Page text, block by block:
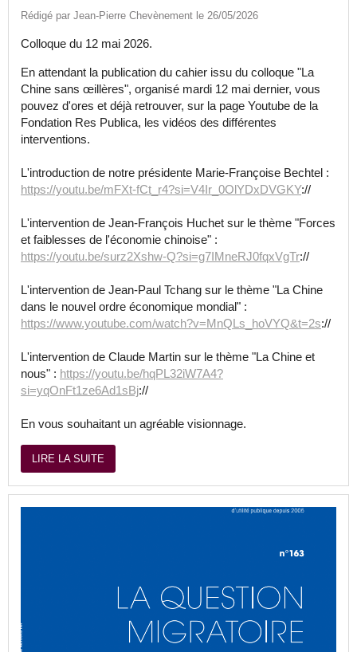
Rédigé par Jean-Pierre Chevènement le 26/05/2026
Colloque du 12 mai 2026.
En attendant la publication du cahier issu du colloque "La
Chine sans œillères", organisé mardi 12 mai dernier, vous
pouvez d'ores et déjà retrouver, sur la page Youtube de la
Fondation Res Publica, les vidéos des différentes
interventions.
L'introduction de notre présidente Marie-Françoise Bechtel :
https://youtu.be/mFXt-fCt_r4?si=V4Ir_0OlYDxDVGKY://
L'intervention de Jean-François Huchet sur le thème "Forces
et faiblesses de l'économie chinoise" :
https://youtu.be/surz2Xshw-Q?si=g7IMneRJ0fqxVgTr://
L'intervention de Jean-Paul Tchang sur le thème "La Chine
dans le nouvel ordre économique mondial" :
https://www.youtube.com/watch?v=MnQLs_hoVYQ&t=2s://
L'intervention de Claude Martin sur le thème "La Chine et
nous" : https://youtu.be/hqPL32iW7A4?
si=yqOnFt1ze6Ad1sBj://
En vous souhaitant un agréable visionnage.
LIRE LA SUITE